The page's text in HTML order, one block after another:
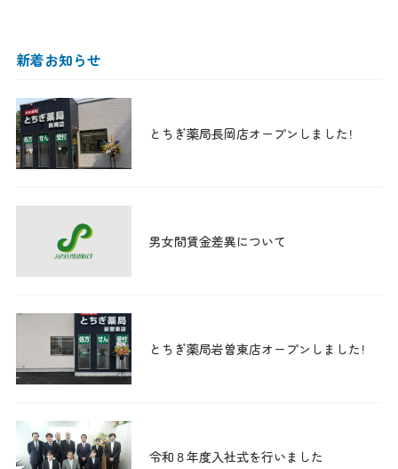
新着お知らせ
とちぎ薬局長岡店オープンしました！
男女間賃金差異について
とちぎ薬局岩曽東店オープンしました！
令和８年度入社式を行いました